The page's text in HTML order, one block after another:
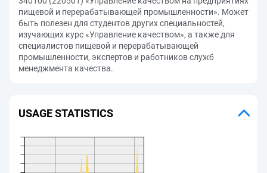
пищевой и перерабатывающей промышленности». Может
быть полезен для студентов других специальностей,
изучающих курс «Управление качеством», а также для
специалистов пищевой и перерабатывающей
промышленности, экспертов и работников служб
менеджмента качества.
USAGE STATISTICS